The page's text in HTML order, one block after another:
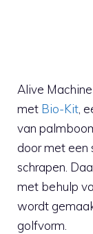
Alive
met Bio-Kit,
van
door met een
schrapen.
met behulp
wordt
golfvorm.